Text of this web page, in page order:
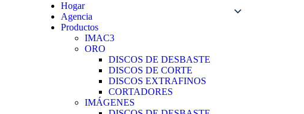
Hogar
Agencia
Productos
IMAC3
ORO
DISCOS DE DESBASTE
DISCOS DE CORTE
DISCOS EXTRAFINOS
CORTADORES
IMÁGENES